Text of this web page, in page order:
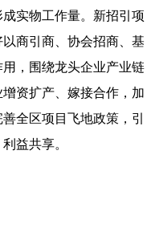
实物工作量。新招引项
商引商、协会招商、基
，围绕龙头企业产业链
资扩产、嫁接合作，加
全区项目飞地政策，引
益共享。